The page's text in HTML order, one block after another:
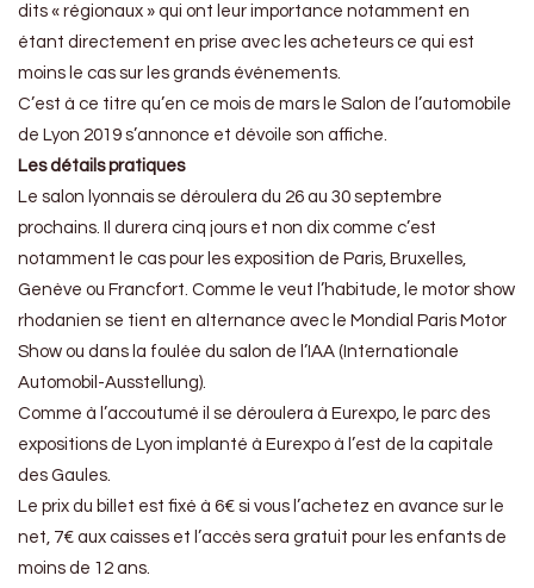
dits « régionaux » qui ont leur importance notamment en
étant directement en prise avec les acheteurs ce qui est
moins le cas sur les grands événements.
C’est à ce titre qu’en ce mois de mars le Salon de l’automobile
de Lyon 2019 s’annonce et dévoile son affiche.
Les détails pratiques
Le salon lyonnais se déroulera du 26 au 30 septembre
prochains. Il durera cinq jours et non dix comme c’est
notamment le cas pour les exposition de Paris, Bruxelles,
Genève ou Francfort. Comme le veut l’habitude, le motor show
rhodanien se tient en alternance avec le Mondial Paris Motor
Show ou dans la foulée du salon de l’IAA (Internationale
Automobil-Ausstellung).
Comme à l’accoutumé il se déroulera à Eurexpo, le parc des
expositions de Lyon implanté à Eurexpo à l’est de la capitale
des Gaules.
Le prix du billet est fixé à 6€ si vous l’achetez en avance sur le
net, 7€ aux caisses et l’accès sera gratuit pour les enfants de
moins de 12 ans.